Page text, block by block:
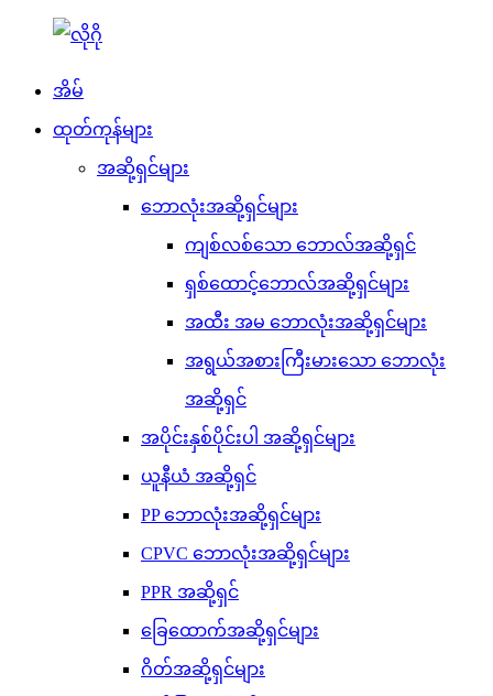
အိမ်
ထုတ်ကုန်များ
အဆို့ရှင်များ
ဘောလုံးအဆို့ရှင်များ
ကျစ်လစ်သော ဘောလ်အဆို့ရှင်
ရှစ်ထောင့်ဘောလ်အဆို့ရှင်များ
အထီး အမ ဘောလုံးအဆို့ရှင်များ
အရွယ်အစားကြီးမားသော ဘောလုံး
အဆို့ရှင်
အပိုင်းနှစ်ပိုင်းပါ အဆို့ရှင်များ
ယူနီယံ အဆို့ရှင်
PP ဘောလုံးအဆို့ရှင်များ
CPVC ဘောလုံးအဆို့ရှင်များ
PPR အဆို့ရှင်
ခြေထောက်အဆို့ရှင်များ
ဂိတ်အဆို့ရှင်များ